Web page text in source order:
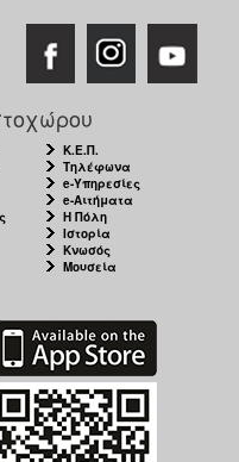
Κ.Ε.Π.
Τηλέφωνα
e-Υπηρεσίες
e-Αιτήματα
Η Πόλη
Ιστορία
Κνωσός
Μουσεία